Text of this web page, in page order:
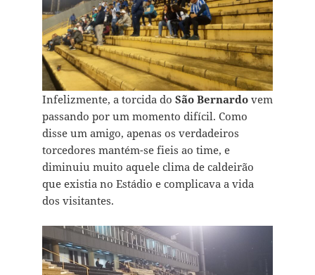
Infelizmente, a torcida do São Bernardovem
passando por um momento difícil. Como
disse um amigo, apenas os verdadeiros
torcedores mantém-se fieis ao time, e
diminuiu muito aquele clima de caldeirão
que existia no Estádio e complicava a vida
dos visitantes.